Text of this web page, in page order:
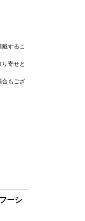
するこ
寄せと
合もござ
ーシ